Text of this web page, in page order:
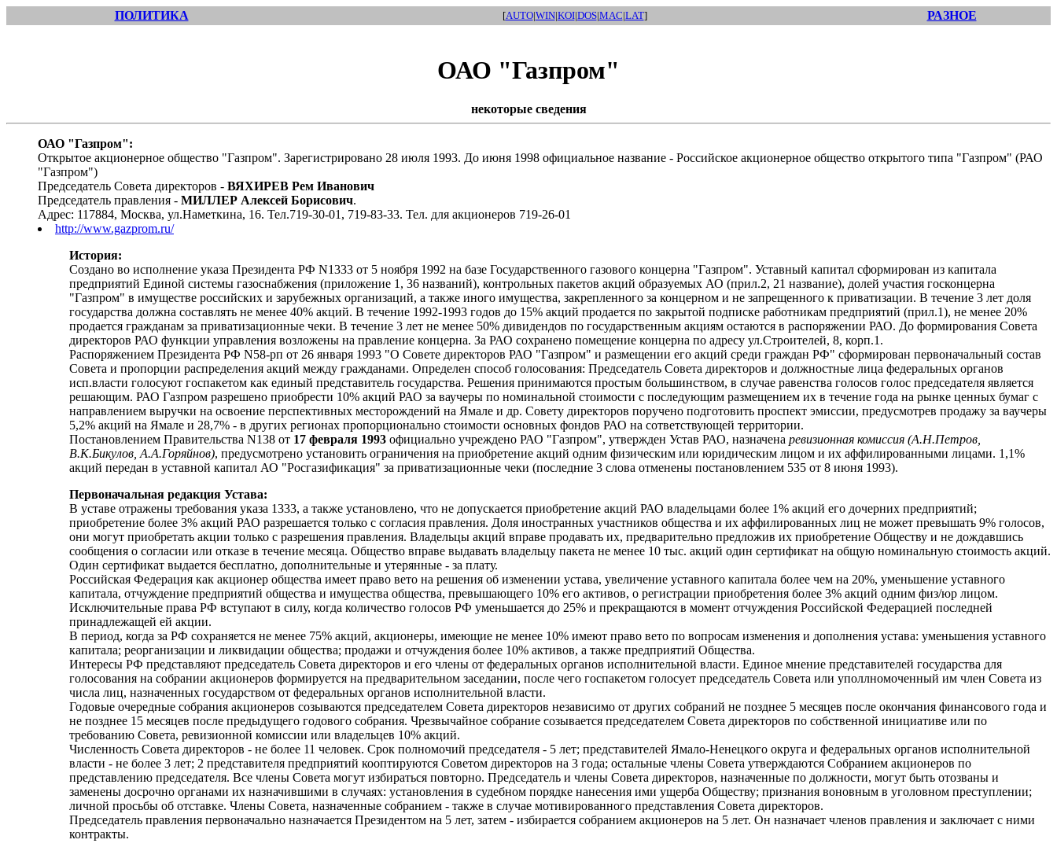
ПОЛИТИКА [AUTO|WIN|KOI|DOS|MAC|LAT] РАЗНОЕ
ОАО "Газпром"
некоторые сведения
ОАО "Газпром":
Открытое акционерное общество "Газпром". Зарегистрировано 28 июля 1993. До июня 1998 официальное название - Российское акционерное общество открытого типа "Газпром" (РАО
"Газпром")
Председатель Совета директоров - ВЯХИРЕВ Рем Иванович
Председатель правления - МИЛЛЕР Алексей Борисович.
Адрес: 117884, Москва, ул.Наметкина, 16. Тел.719-30-01, 719-83-33. Тел. для акционеров 719-26-01
http://www.gazprom.ru/
История:
Создано во исполнение указа Президента РФ N1333 от 5 ноября 1992 на базе Государственного газового концерна "Газпром". Уставный капитал сформирован из капитала
предприятий Единой системы газоснабжения (приложение 1, 36 названий), контрольных пакетов акций образуемых АО (прил.2, 21 название), долей участия госконцерна
"Газпром" в имуществе российских и зарубежных организаций, а также иного имущества, закрепленного за концерном и не запрещенного к приватизации. В течение 3 лет доля
государства должна составлять не менее 40% акций. В течение 1992-1993 годов до 15% акций продается по закрытой подписке работникам предприятий (прил.1), не менее 20%
продается гражданам за приватизационные чеки. В течение 3 лет не менее 50% дивидендов по государственным акциям остаются в распоряжении РАО. До формирования Совета
директоров РАО функции управления возложены на правление концерна. За РАО сохранено помещение концерна по адресу ул.Строителей, 8, корп.1.
Распоряжением Президента РФ N58-рп от 26 января 1993 "О Совете директоров РАО "Газпром" и размещении его акций среди граждан РФ" сформирован первоначальный состав
Совета и пропорции распределения акций между гражданами. Определен способ голосования: Председатель Совета директоров и должностные лица федеральных органов
исп.власти голосуют госпакетом как единый представитель государства. Решения принимаются простым большинством, в случае равенства голосов голос председателя является
решающим. РАО Газпром разрешено приобрести 10% акций РАО за ваучеры по номинальной стоимости с последующим размещением их в течение года на рынке ценных бумаг с
направлением выручки на освоение перспективных месторождений на Ямале и др. Совету директоров поручено подготовить проспект эмиссии, предусмотрев продажу за ваучеры
5,2% акций на Ямале и 28,7% - в других регионах пропорционально стоимости основных фондов РАО на сответствующей территории.
Постановлением Правительства N138 от 17 февраля 1993 официально учреждено РАО "Газпром", утвержден Устав РАО, назначена ревизионная комиссия (А.Н.Петров,
В.К.Бикулов, А.А.Горяйнов), предусмотрено установить ограничения на приобретение акций одним физическим или юридическим лицом и их аффилированными лицами. 1,1%
акций передан в уставной капитал АО "Росгазификация" за приватизационные чеки (последние 3 слова отменены постановлением 535 от 8 июня 1993).
Первоначальная редакция Устава:
В уставе отражены требования указа 1333, а также установлено, что не допускается приобретение акций РАО владельцами более 1% акций его дочерних предприятий;
приобретение более 3% акций РАО разрешается только с согласия правления. Доля иностранных участников общества и их аффилированных лиц не может превышать 9% голосов,
они могут приобретать акции только с разрешения правления. Владельцы акций вправе продавать их, предварительно предложив их приобретение Обществу и не дождавшись
сообщения о согласии или отказе в течение месяца. Общество вправе выдавать владельцу пакета не менее 10 тыс. акций один сертификат на общую номинальную стоимость акций.
Один сертификат выдается бесплатно, дополнительные и утерянные - за плату.
Российская Федерация как акционер общества имеет право вето на решения об изменении устава, увеличение уставного капитала более чем на 20%, уменьшение уставного
капитала, отчуждение предприятий общества и имущества общества, превышающего 10% его активов, о регистрации приобретения более 3% акций одним физ/юр лицом.
Исключительные права РФ вступают в силу, когда количество голосов РФ уменьшается до 25% и прекращаются в момент отчуждения Российской Федерацией последней
принадлежащей ей акции.
В период, когда за РФ сохраняется не менее 75% акций, акционеры, имеющие не менее 10% имеют право вето по вопросам изменения и дополнения устава: уменьшения уставного
капитала; реорганизации и ликвидации общества; продажи и отчуждения более 10% активов, а также предприятий Общества.
Интересы РФ представляют председатель Совета директоров и его члены от федеральных органов исполнительной власти. Единое мнение представителей государства для
голосования на собрании акционеров формируется на предварительном заседании, после чего госпакетом голосует председатель Совета или уполлномоченный им член Совета из
числа лиц, назначенных государством от федеральных органов исполнительной власти.
Годовые очередные собрания акционеров созываются председателем Совета директоров независимо от других собраний не позднее 5 месяцев после окончания финансового года и
не позднее 15 месяцев после предыдущего годового собрания. Чрезвычайное собрание созывается председателем Совета директоров по собственной инициативе или по
требованию Совета, ревизионной комиссии или владельцев 10% акций.
Численность Совета директоров - не более 11 человек. Срок полномочий председателя - 5 лет; представителей Ямало-Ненецкого округа и федеральных органов исполнительной
власти - не более 3 лет; 2 представителя предприятий кооптируются Советом директоров на 3 года; остальные члены Совета утверждаются Собранием акционеров по
представлению председателя. Все члены Совета могут избираться повторно. Председатель и члены Совета директоров, назначенные по должности, могут быть отозваны и
заменены досрочно органами их назначившими в случаях: установления в судебном порядке нанесения ими ущерба Обществу; признания воновным в уголовном преступлении;
личной просьбы об отставке. Члены Совета, назначенные собранием - также в случае мотивированного представления Совета директоров.
Председатель правления первоначально назначается Президентом на 5 лет, затем - избирается собранием акционеров на 5 лет. Он назначает членов правления и заключает с ними
контракты.